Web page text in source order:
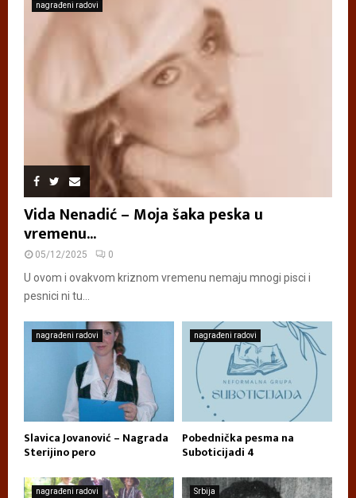
nagrađeni radovi
Vida Nenadić – Moja šaka peska u
vremenu...
05/12/2025 0
U ovom i ovakvom kriznom vremenu nemaju mnogi pisci i
pesnici ni tu...
nagrađeni radovi
Slavica Jovanović – Nagrada
Sterijino pero
nagrađeni radovi
Pobednička pesma na
Suboticijadi 4
nagrađeni radovi Srbija